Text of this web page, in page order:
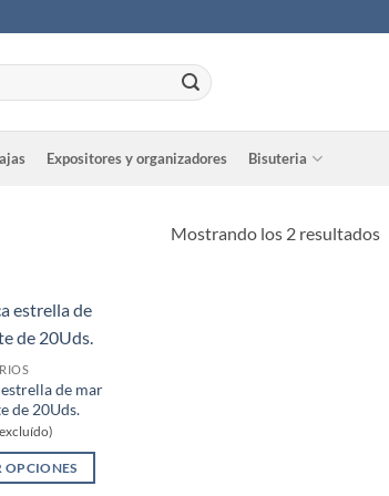
Expositores y organizadores Bisuteria
Mostrando los 2 resultados
de mar
de 20Uds.
OPCIONES